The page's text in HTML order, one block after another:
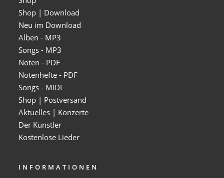
Shop | Download
Neu im Download
Alben - MP3
Songs - MP3
Noten - PDF
Notenhefte - PDF
Songs - MIDI
Shop | Postversand
Aktuelles | Konzerte
Der Künstler
Kostenlose Lieder
INFORMATIONEN